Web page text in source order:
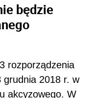
będzie
rozporządzenia
grudnia 2018 r. w
akcyzowego. W